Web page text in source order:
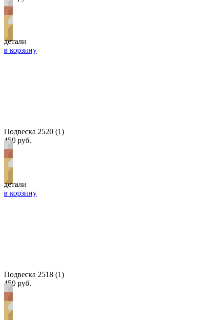
детали
в корзину
Подвеска 2520 (1)
450 руб.
детали
в корзину
Подвеска 2518 (1)
450 руб.